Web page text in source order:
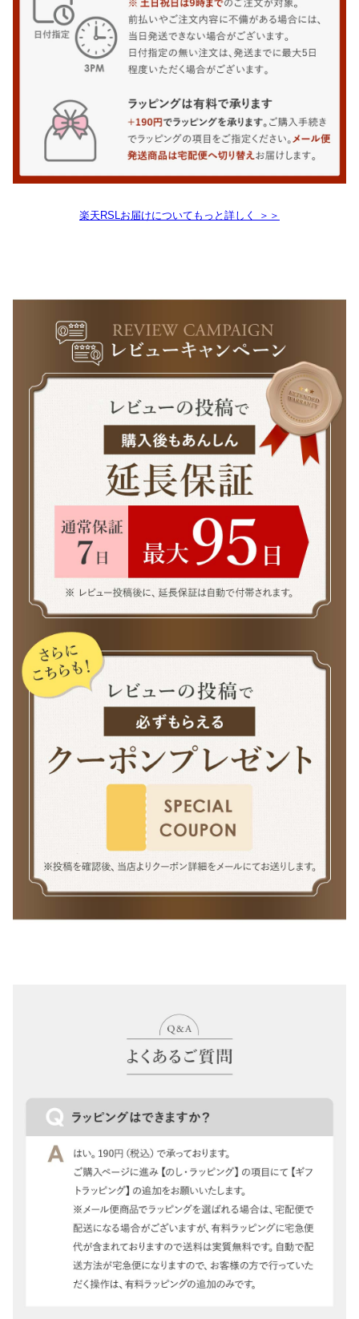
楽天RSLお届けについてもっと詳しく ＞＞